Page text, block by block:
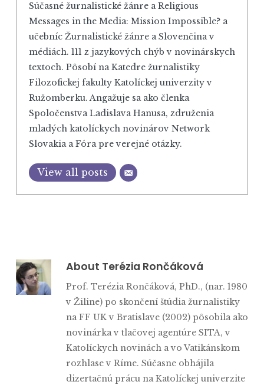
Súčasné žurnalistické žánre a Religious
Messages in the Media: Mission Impossible? a
učebníc Žurnalistické žánre a Slovenčina v
médiách. 111 z jazykových chýb v novinárskych
textoch. Pôsobí na Katedre žurnalistiky
Filozofickej fakulty Katolíckej univerzity v
Ružomberku. Angažuje sa ako členka
Spoločenstva Ladislava Hanusa, združenia
mladých katolíckych novinárov Network
Slovakia a Fóra pre verejné otázky.
View all posts
About Terézia Rončáková
Prof. Terézia Rončáková, PhD., (nar. 1980
v Žiline) po skončení štúdia žurnalistiky
na FF UK v Bratislave (2002) pôsobila ako
novinárka v tlačovej agentúre SITA, v
Katolíckych novinách a vo Vatikánskom
rozhlase v Ríme. Súčasne obhájila
dizertačnú prácu na Katolíckej univerzite